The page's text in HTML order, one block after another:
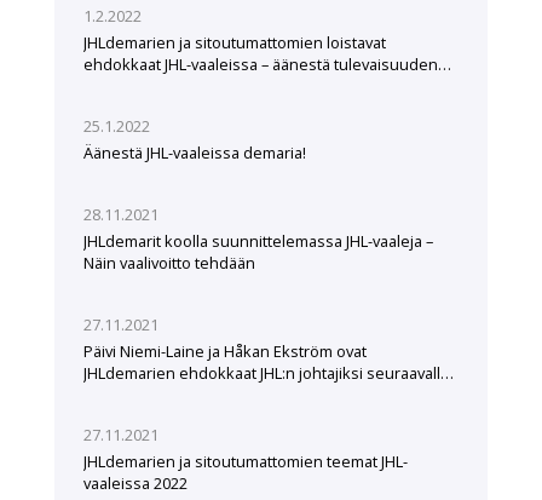
1.2.2022
JHLdemarien ja sitoutumattomien loistavat
ehdokkaat JHL-vaaleissa – äänestä tulevaisuuden
25.1.2022
Äänestä JHL-vaaleissa demaria!
28.11.2021
JHLdemarit koolla suunnittelemassa JHL-vaaleja –
Näin vaalivoitto tehdään
27.11.2021
Päivi Niemi-Laine ja Håkan Ekström ovat
JHLdemarien ehdokkaat JHL:n johtajiksi seuraavalle
27.11.2021
JHLdemarien ja sitoutumattomien teemat JHL-
vaaleissa 2022